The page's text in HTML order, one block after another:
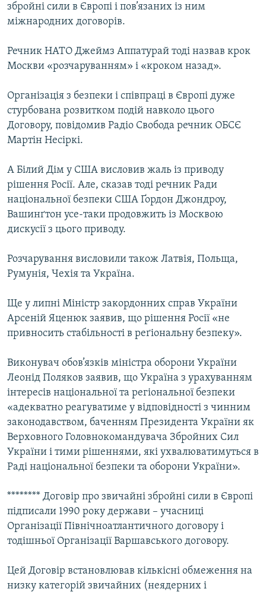
збройні сили в Європі і пов’язаних із ним
міжнародних договорів.
Речник НАТО Джеймз Аппатурай тоді назвав крок
Москви «розчаруванням» і «кроком назад».
Організація з безпеки і співпраці в Європі дуже
стурбована розвитком подій навколо цього
Договору, повідомив Радіо Свобода речник ОБСЄ
Мартін Несіркі.
А Білий Дім у США висловив жаль із приводу
рішення Росії. Але, сказав тоді речник Ради
національної безпеки США Ґордон Джондроу,
Вашинґтон усе-таки продовжить із Москвою
дискусії з цього приводу.
Розчарування висловили також Латвія, Польща,
Румунія, Чехія та Україна.
Ще у липні Міністр закордонних справ України
Арсеній Яценюк заявив, що рішення Росії «не
привносить стабільності в реґіональну безпеку».
Виконувач обов’язків міністра оборони України
Леонід Поляков заявив, що Україна з урахуванням
інтересів національної та регіональної безпеки
«адекватно реагуватиме у відповідності з чинним
законодавством, баченням Президента України як
Верховного Головнокомандувача Збройних Сил
України i тими рішеннями, які ухвалюватимуться в
Раді національної безпеки та оборони України».
******** Договір про звичайні збройні сили в Європі
підписали 1990 року держави – учасниці
Організації Північноатлантичного договору і
тодішньої Організації Варшавського договору.
Цей Договір встановлював кількісні обмеження на
низку категорій звичайних (неядерних і